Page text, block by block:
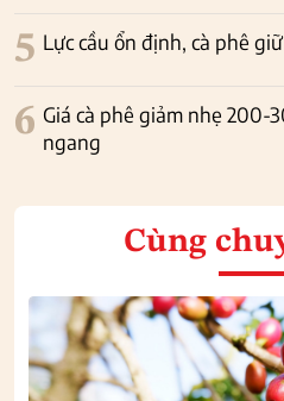
5 Lực cầu ổn định, cà phê
6 Giá cà phê giảm nhẹ
ngang
Cùng